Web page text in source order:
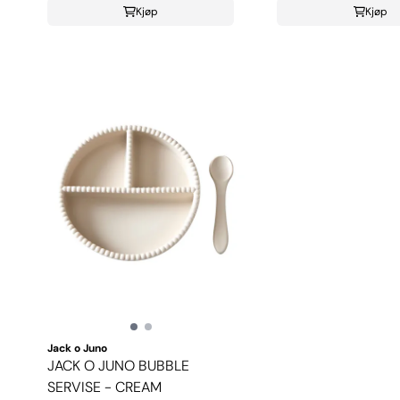
Kjøp Kjøp
Jack o Juno
JACK O JUNO BUBBLE
SERVISE - CREAM